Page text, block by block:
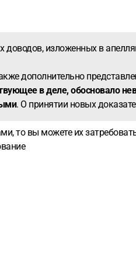
доводов, изложенных в
дополнительно
в деле, обосновало
. О принятии новых
то вы можете их